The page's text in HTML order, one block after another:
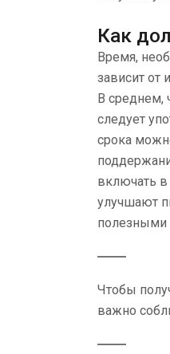
Как
Время,
зависит от
В среднем,
следует
срока
включать
улучшают
полезными
Чтобы
важно